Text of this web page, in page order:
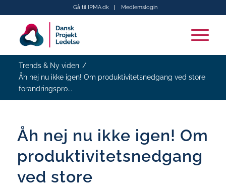
Gå til IPMA.dk Medlemslogin
Trends & Ny viden /
Åh nej nu ikke igen! Om produktivitetsnedgang ved store
forandringspro...
Åh nej nu ikke igen! Om
produktivitetsnedgang
ved store